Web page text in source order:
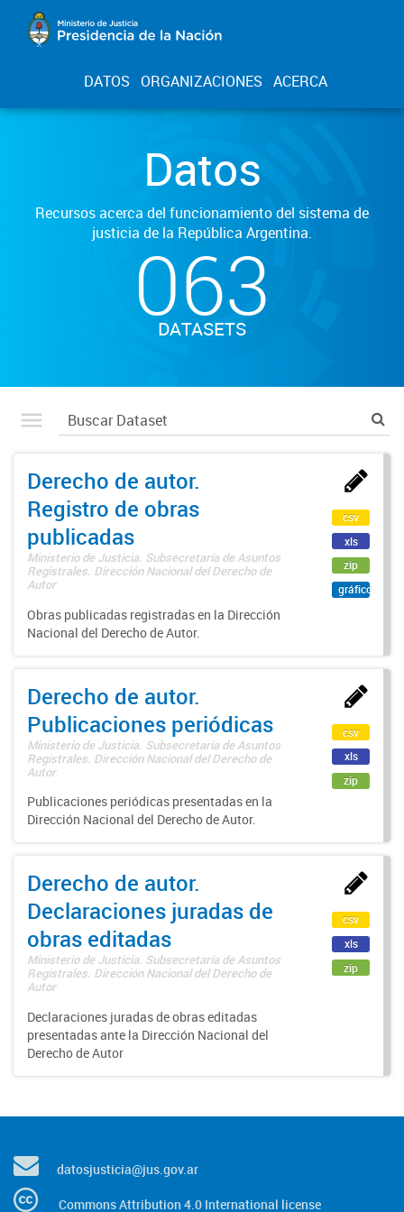
DATOS ORGANIZACIONES ACERCA
Datos
Recursos acerca del funcionamiento del sistema de
justicia de la República Argentina.
063
DATASETS
Derecho de autor.
Registro de obras
publicadas
Ministerio de Justicia. Subsecretaría de Asuntos
Registrales. Dirección Nacional del Derecho de
Autor
Obras publicadas registradas en la Dirección
Nacional del Derecho de Autor.
csv
xls
zip
gráfico
Derecho de autor.
Publicaciones periódicas
Ministerio de Justicia. Subsecretaría de Asuntos
Registrales. Dirección Nacional del Derecho de
Autor
Publicaciones periódicas presentadas en la
Dirección Nacional del Derecho de Autor.
csv
xls
zip
Derecho de autor.
Declaraciones juradas de
obras editadas
Ministerio de Justicia. Subsecretaría de Asuntos
Registrales. Dirección Nacional del Derecho de
Autor
Declaraciones juradas de obras editadas
presentadas ante la Dirección Nacional del
Derecho de Autor
csv
xls
zip
datosjusticia@jus.gov.ar
Commons Attribution 4.0 International license